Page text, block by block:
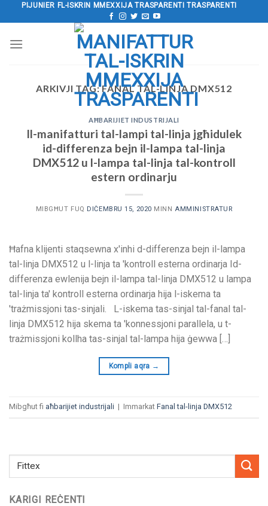
Aqbeż
għall-
PIJUNIER FL-ISKRIN MMEXXIJA TRASPARENTI TRASPARENTI
ARKIVJI TAG:FANAL TAL-LINJA DMX512
KARIGI REĊENTI
AĦBARIJIET INDUSTRIJALI
Il-manifatturi tal-lampi tal-linja jgħidulek
id-differenza bejn il-lampa tal-linja
DMX512 u l-lampa tal-linja tal-kontroll
estern ordinarju
MIBGĦUT FUQ DIĊEMBRU 15, 2020 MINNAMMINISTRATUR
Ħafna klijenti staqsewna x'inhi d-differenza bejn il-lampa
tal-linja DMX512 u l-linja ta 'kontroll esterna ordinarja Id-
differenza ewlenija bejn il-lampa tal-linja DMX512 u lampa
tal-linja ta' kontroll esterna ordinarja hija l-iskema ta
'trażmissjoni tas-sinjali. L-iskema tas-sinjal tal-fanal tal-
linja DMX512 hija skema ta 'konnessjoni parallela, u t-
trażmissjoni kollha tas-sinjal tal-lampa hija ġewwa […]
Kompli aqra →
Mibgħut fi aħbarijiet industrijali | Immarkat Fanal tal-linja DMX512